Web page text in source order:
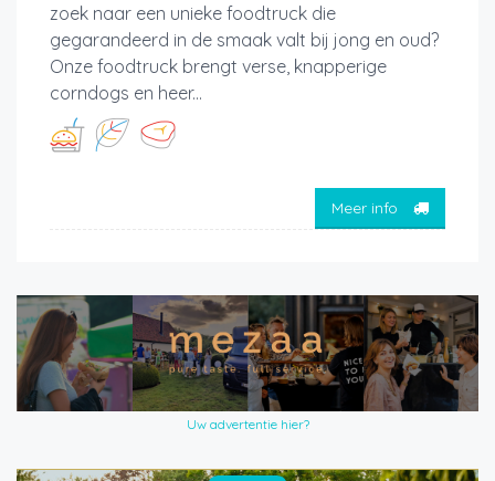
zoek naar een unieke foodtruck die
gegarandeerd in de smaak valt bij jong en oud?
Onze foodtruck brengt verse, knapperige
corndogs en heer...
Meer info
Uw advertentie hier?